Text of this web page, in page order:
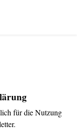
für die Nutzung